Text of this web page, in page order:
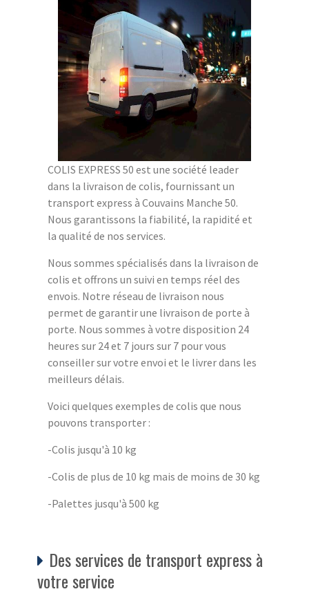
COLIS EXPRESS 50 est une société leader
dans la livraison de colis, fournissant un
transport express à Couvains Manche 50.
Nous garantissons la fiabilité, la rapidité et
la qualité de nos services.
Nous sommes spécialisés dans la livraison de
colis et offrons un suivi en temps réel des
envois. Notre réseau de livraison nous
permet de garantir une livraison de porte à
porte. Nous sommes à votre disposition 24
heures sur 24 et 7 jours sur 7 pour vous
conseiller sur votre envoi et le livrer dans les
meilleurs délais.
Voici quelques exemples de colis que nous
pouvons transporter :
-Colis jusqu'à 10 kg
-Colis de plus de 10 kg mais de moins de 30 kg
-Palettes jusqu'à 500 kg
Des services de transport express à
votre service